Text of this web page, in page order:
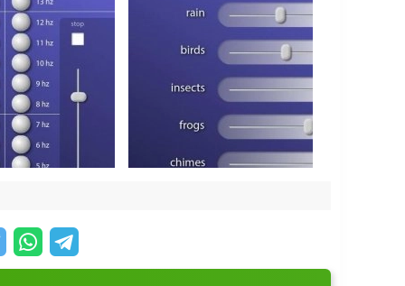
слот. В следующий раз нужная
уснуть под шум дождя — Natura Sound
в порядок.